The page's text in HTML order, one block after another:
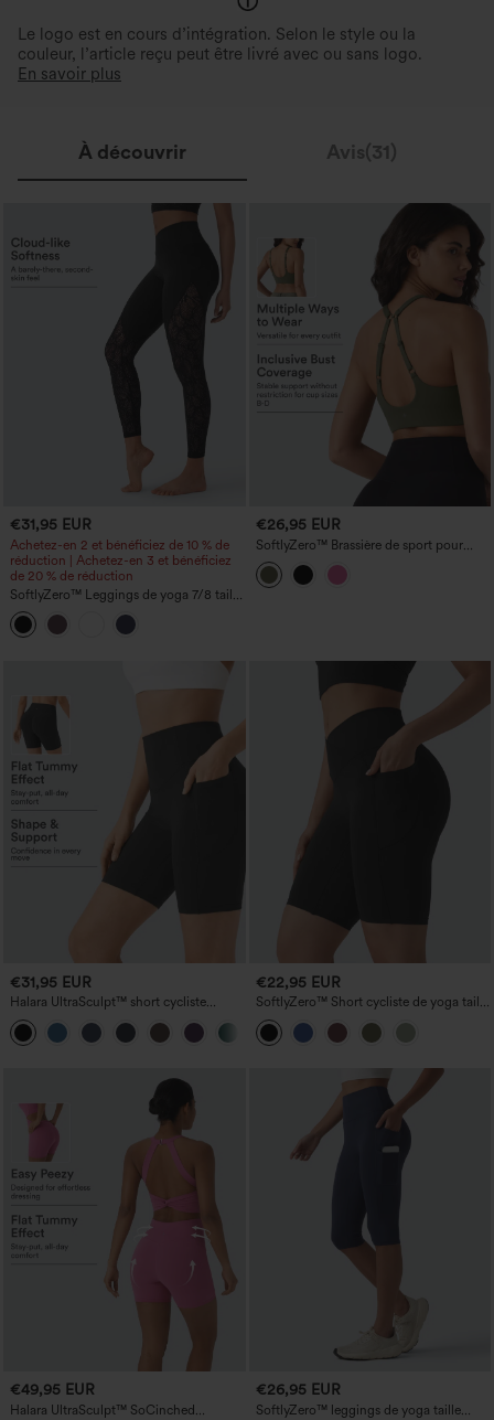
Le logo est en cours d’intégration. Selon le style ou la
couleur, l’article reçu peut être livré avec ou sans logo.
En savoir plus
À découvrir Avis(31)
€31,95 EUR
Achetez-en 2 et bénéficiez de 10 % de
réduction | Achetez-en 3 et bénéficiez
de 20 % de réduction
SoftlyZero™ Leggings de yoga 7/8 taille
haute à ceinture croisée, avec poche et
dentelle contrastée, UPF50+
€26,95 EUR
SoftlyZero™ Brassière de sport pour
yoga, faible maintien, dos nu, bretelles
réglables, encolure en U, soutien-gorge
intégré, bonnets B-D
€31,95 EUR
Halara UltraSculpt™ short cycliste
d'entraînement 7'' taille haute à fronces,
effet push-up pour les fesses, maintien
du ventre, poches latérales, coupe
+5
€22,95 EUR
SoftlyZero™ Short cycliste de yoga taille
haute, ceinture croisée, 9'' avec poches
€49,95 EUR
Halara UltraSculpt™ SoCinched
€26,95 EUR
SoftlyZero™ leggings de yoga taille